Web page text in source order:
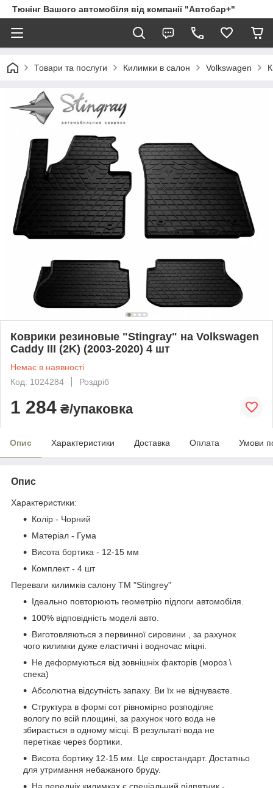
Тюнінг Вашого автомобіля від компанії "Автобар+"
Товари та послуги Килимки в салон Volkswagen
Коврики резиновые "Stingray" на Volkswagen
Caddy III (2K) (2003-2020) 4 шт
Немає в наявності
Код: 1024284
Роздріб
1 284 ₴/упаковка
Опис Характеристики Доставка Оплата Умови
Опис
Характеристики:
Колір - Чорний
Матеріал - Гума
Висота бортика - 12-15 мм
Комплект - 4 шт
Переваги килимків салону ТМ "Stingrey"
Ідеально повторюють геометрію підлоги автомобіля.
100% відповідність моделі авто.
Виготовляються з первинної сировини , за рахунок
чого килимки дуже еластичні і водночас міцні.
Не деформуються від зовнішніх факторів (мороз \
спека)
Абсолютна відсутність запаху. Ви їх не відчуваєте.
Структура в формі сот рівномірно розподіляє
вологу по всій площині, за рахунок чого вода не
збирається в одному місці. В результаті вода не
перетікає через бортики.
Висота бортику 12-15 мм. Це євростандарт. Достатньо
для утримання небажаного бруду.
На передніх килимках є спеціальний підпятник -